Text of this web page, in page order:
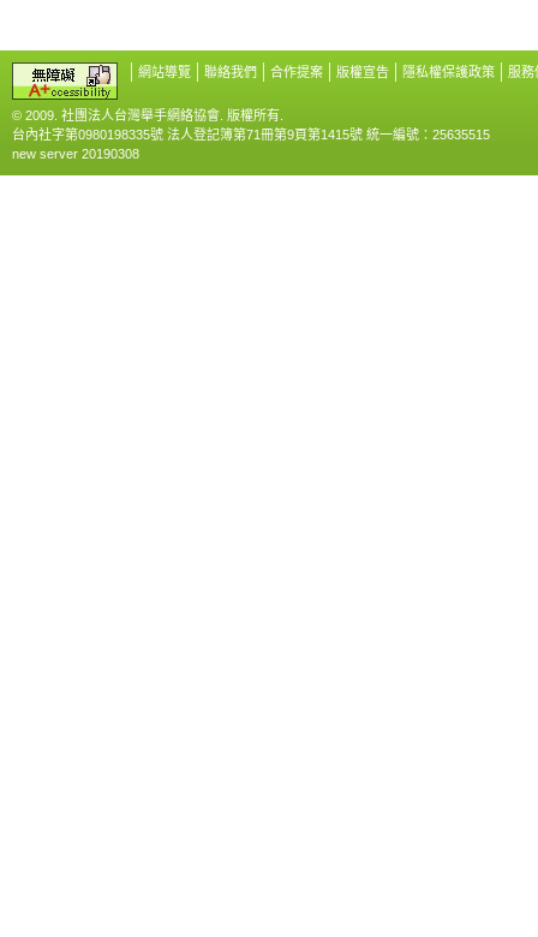
網站導覽 聯絡我們 合作提案 版權宣告 隱私權保護政策 服務
© 2009. 社團法人台灣舉手網絡協會. 版權所有.
台內社字第0980198335號 法人登記簿第71冊第9頁第1415號 統一編號：25635515
new server 20190308